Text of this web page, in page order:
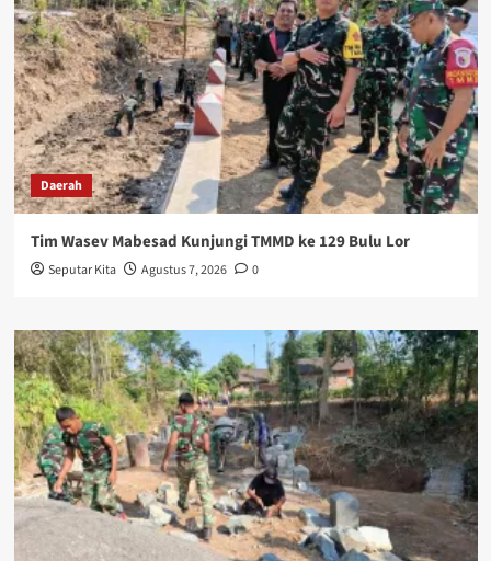
Daerah
Tim Wasev Mabesad Kunjungi TMMD ke 129 Bulu Lor
Seputar Kita Agustus 7, 2026 0